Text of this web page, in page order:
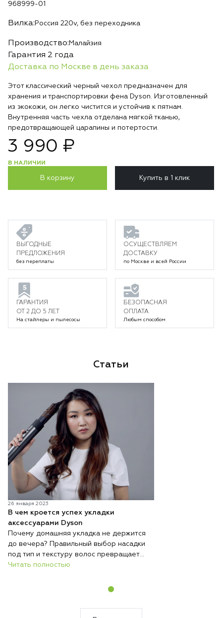
968999-01
Вилка: Россия 220v, без переходника
Производство: Малайзия
Гарантия 2 года
Доставка по Москве в день заказа
Этот классический черный чехол предназначен для
хранения и транспортировки фена Dyson. Изготовленный
из экокожи, он легко чистится и устойчив к пятнам.
Внутренняя часть чехла отделана мягкой тканью,
предотвращающей царапины и потертости.
3 990 ₽
В НАЛИЧИИ
В корзину Купить в 1 клик
ВЫГОДНЫЕ
ПРЕДЛОЖЕНИЯ
без переплаты
ОСУЩЕСТВЛЯЕМ
ДОСТАВКУ
по Москве и всей России
ГАРАНТИЯ
ОТ 2 ДО 5 ЛЕТ
На стайлеры и пылесосы
БЕЗОПАСНАЯ
ОПЛАТА
Любым способом
Статьи
26 января 2023
В чем кроется успех укладки
аксессуарами Dyson
Почему домашняя укладка не держится
до вечера? Правильный выбор насадки
под тип и текстуру волос превращает
обычную сушку в профессиональную
специализированные аксессуары для
Читать полностью